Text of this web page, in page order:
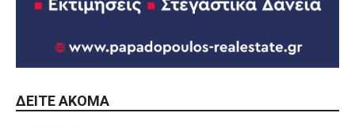
ΔΕΊΤΕ ΑΚΌΜΑ